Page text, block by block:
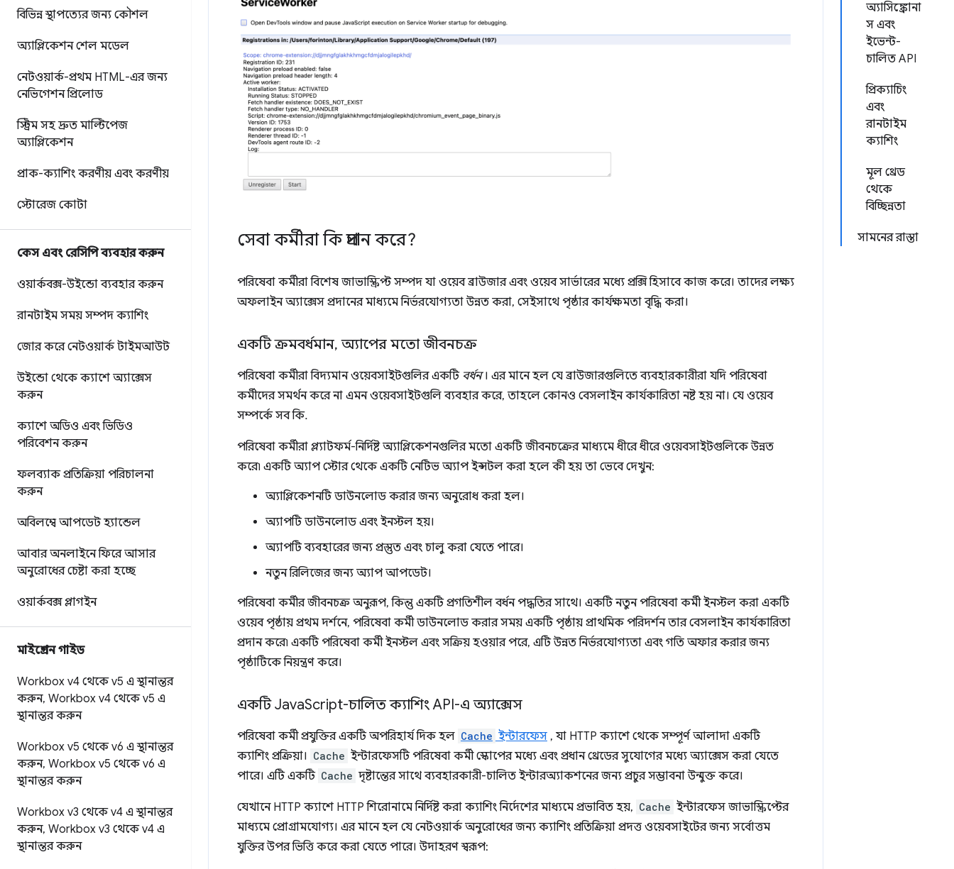
বিভিন্ন স্থাপত্যের জন্য কৌশল
অ্যাপ্লিকেশন শেল মডেল
নেটওয়ার্ক-প্রথম HTML-এর জন্য
নেভিগেশন প্রিলোড
স্ট্রিম সহ দ্রুত মাল্টিপেজ
অ্যাপ্লিকেশন
প্রাক-ক্যাশিং করণীয় এবং করণীয়
স্টোরেজ কোটা
কেস এবং রেসিপি ব্যবহার করুন
ওয়ার্কবক্স-উইন্ডো ব্যবহার করুন
রানটাইম সময় সম্পদ ক্যাশিং
জোর করে নেটওয়ার্ক টাইমআউট
উইন্ডো থেকে ক্যাশে অ্যাক্সেস
করুন
ক্যাশে অডিও এবং ভিডিও
পরিবেশন করুন
ফলব্যাক প্রতিক্রিয়া পরিচালনা
করুন
অবিলম্বে আপডেট হ্যান্ডেল
আবার অনলাইনে ফিরে আসার
অনুরোধের চেষ্টা করা হচ্ছে
ওয়ার্কবক্স প্লাগইন
মাইগ্রেশন গাইড
Workbox v4 থেকে v5 এ স্থানান্তর
করুন, Workbox v4 থেকে v5 এ
স্থানান্তর করুন
Workbox v5 থেকে v6 এ স্থানান্তর
করুন, Workbox v5 থেকে v6 এ
স্থানান্তর করুন
Workbox v3 থেকে v4 এ স্থানান্তর
করুন, Workbox v3 থেকে v4 এ
স্থানান্তর করুন
অ্যাসিঙ্ক্রোনা
স এবং
ইভেন্ট-
চালিত API
প্রিক্যাচিং
এবং
রানটাইম
ক্যাশিং
মূল থ্রেড
থেকে
বিচ্ছিন্নতা
সামনের রাস্তা
সেবা কর্মীরা কি প্রদান করে?
পরিষেবা কর্মীরা বিশেষ জাভাস্ক্রিপ্ট সম্পদ যা ওয়েব ব্রাউজার এবং ওয়েব সার্ভারের মধ্যে প্রক্সি হিসাবে কাজ করে। তাদের লক্ষ্য
অফলাইন অ্যাক্সেস প্রদানের মাধ্যমে নির্ভরযোগ্যতা উন্নত করা, সেইসাথে পৃষ্ঠার কার্যক্ষমতা বৃদ্ধি করা।
একটি ক্রমবর্ধমান, অ্যাপের মতো জীবনচক্র
পরিষেবা কর্মীরা বিদ্যমান ওয়েবসাইটগুলির একটি বর্ধন। এর মানে হল যে ব্রাউজারগুলিতে ব্যবহারকারীরা যদি পরিষেবা
কর্মীদের সমর্থন করে না এমন ওয়েবসাইটগুলি ব্যবহার করে, তাহলে কোনও বেসলাইন কার্যকারিতা নষ্ট হয় না। যে ওয়েব
সম্পর্কে সব কি.
পরিষেবা কর্মীরা প্ল্যাটফর্ম-নির্দিষ্ট অ্যাপ্লিকেশনগুলির মতো একটি জীবনচক্রের মাধ্যমে ধীরে ধীরে ওয়েবসাইটগুলিকে উন্নত
করে৷ একটি অ্যাপ স্টোর থেকে একটি নেটিভ অ্যাপ ইন্সটল করা হলে কী হয় তা ভেবে দেখুন:
অ্যাপ্লিকেশনটি ডাউনলোড করার জন্য অনুরোধ করা হল।
অ্যাপটি ডাউনলোড এবং ইনস্টল হয়।
অ্যাপটি ব্যবহারের জন্য প্রস্তুত এবং চালু করা যেতে পারে।
নতুন রিলিজের জন্য অ্যাপ আপডেট।
পরিষেবা কর্মীর জীবনচক্র অনুরূপ, কিন্তু একটি প্রগতিশীল বর্ধন পদ্ধতির সাথে। একটি নতুন পরিষেবা কর্মী ইনস্টল করা একটি
ওয়েব পৃষ্ঠায় প্রথম দর্শনে, পরিষেবা কর্মী ডাউনলোড করার সময় একটি পৃষ্ঠায় প্রাথমিক পরিদর্শন তার বেসলাইন কার্যকারিতা
প্রদান করে৷ একটি পরিষেবা কর্মী ইনস্টল এবং সক্রিয় হওয়ার পরে, এটি উন্নত নির্ভরযোগ্যতা এবং গতি অফার করার জন্য
পৃষ্ঠাটিকে নিয়ন্ত্রণ করে।
একটি JavaScript-চালিত ক্যাশিং API-এ অ্যাক্সেস
পরিষেবা কর্মী প্রযুক্তির একটি অপরিহার্য দিক হল Cache ইন্টারফেস , যা HTTP ক্যাশে থেকে সম্পূর্ণ আলাদা একটি
ক্যাশিং প্রক্রিয়া। Cache ইন্টারফেসটি পরিষেবা কর্মী স্কোপের মধ্যে এবং প্রধান থ্রেডের সুযোগের মধ্যে অ্যাক্সেস করা যেতে
পারে। এটি একটি Cache দৃষ্টান্তের সাথে ব্যবহারকারী-চালিত ইন্টারঅ্যাকশনের জন্য প্রচুর সম্ভাবনা উন্মুক্ত করে।
যেখানে HTTP ক্যাশে HTTP শিরোনামে নির্দিষ্ট করা ক্যাশিং নির্দেশের মাধ্যমে প্রভাবিত হয়, Cache ইন্টারফেস জাভাস্ক্রিপ্টের
মাধ্যমে প্রোগ্রামযোগ্য। এর মানে হল যে নেটওয়ার্ক অনুরোধের জন্য ক্যাশিং প্রতিক্রিয়া প্রদত্ত ওয়েবসাইটের জন্য সর্বোত্তম
যুক্তির উপর ভিত্তি করে করা যেতে পারে। উদাহরণ স্বরূপ: